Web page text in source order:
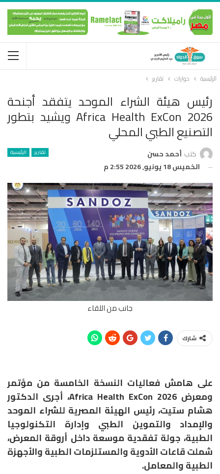
الرئيسية حوارات تقارير
رئيس هيئة الشراء الموحد يتفقد أجنحة
Africa Health ExCon 2026 ويشيد بتطور
التصنيع الطبي المحلي
تقارير الرئيسية كتب أحمد حسن
الخميس 18 يونيو, 2026 2:55 م
جانب من اللقاء
شارك
على هامش فعاليات النسخة الخامسة من مؤتمر
ومعرض Africa Health ExCon 2026، أجرى الدكتور
هشام ستيت، رئيس الهيئة المصرية للشراء الموحد
والإمداد والتموين الطبي وإدارة التكنولوجيا
الطبية، جولة تفقدية موسعة داخل أروقة المعرض،
شملت قاعات الأدوية والمستلزمات الطبية والأجهزة
الطبية والمعامل.